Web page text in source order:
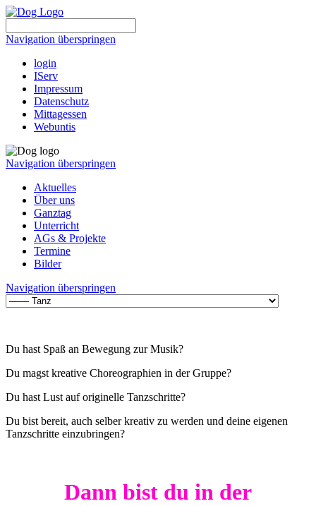
Navigation überspringen
login
IServ
Impressum
Datenschutz
Mittagessen
Webuntis
Navigation überspringen
Aktuelles
Über uns
Ganztag
Unterricht
AGs & Projekte
Termine
Bilder
Navigation überspringen
Du hast Spaß an Bewegung zur Musik?
Du magst kreative Choreographien in der Gruppe?
Du hast Lust auf originelle Tanzschritte?
Du bist bereit, auch selber kreativ zu werden und deine eigenen
Tanzschritte einzubringen?
Dann bist du in der